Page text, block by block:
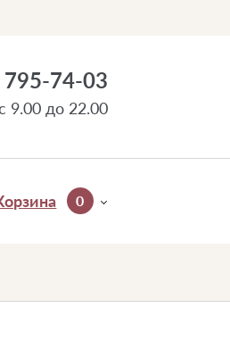
795-74-03
9.00 до 22.00
0